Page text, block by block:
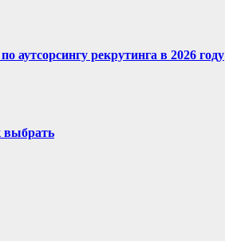
аутсорсингу рекрутинга в 2026 году
выбрать